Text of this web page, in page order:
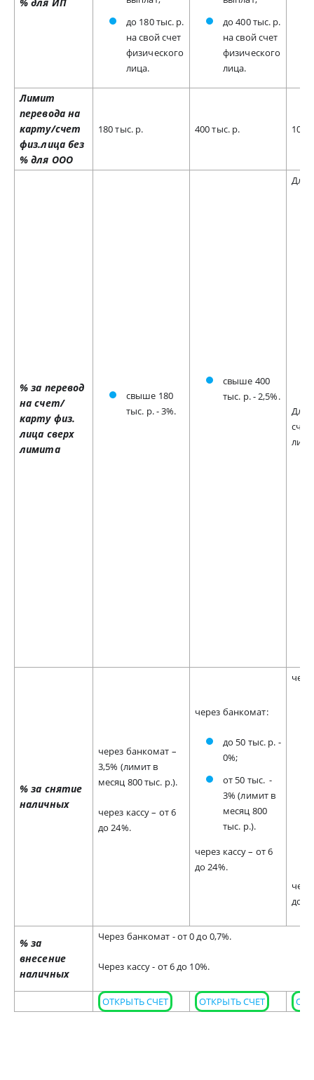
% для ИП
до 180 тыс. р.
на свой счет
физического
лица.
до 400 тыс. р.
на свой счет
физического
лица.
Лимит
перевода на
карту/счет
физ.лица без
% для ООО
180 тыс. р. 400 тыс. р. 100
% за перевод
на счет/
карту физ.
лица сверх
лимита
свыше 180
тыс. р. - 3%.
свыше 400
тыс. р. - 2,5%.
Для
Для
% за снятие
наличных
через банкомат –
3,5% (лимит в
месяц 800 тыс. р.).
через кассу – от 6
до 24%.
через банкомат:
до 50 тыс. р. -
0%;
от 50 тыс. -
3% (лимит в
месяц 800
тыс. р.).
через кассу – от 6
до 24%.
до
% за
внесение
наличных
Через банкомат - от 0 до 0,7%.
Через кассу - от 6 до 10%.
ОТКРЫТЬ СЧЕТ ОТКРЫТЬ СЧЕТ